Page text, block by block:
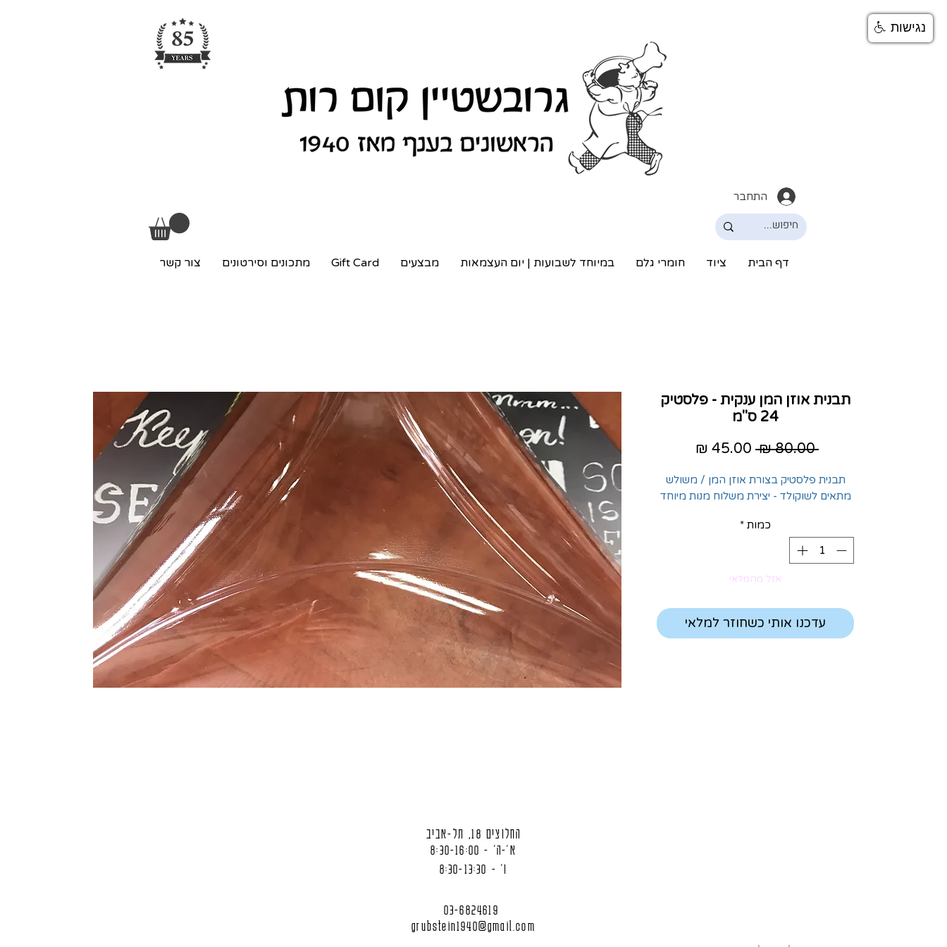
התחבר
דף הבית ציוד חומרי גלם במיוחד לשבועות | יום העצמאות מבצעים Gift Card מתכונים וסירטונים צור קשר
תבנית אוזן המן ענקית - פלסטיק
24 ס"מ
‏80.00 ‏₪
מחיר
תבנית פלסטיק בצורת אוזן המן / משולש
מתאים לשוקולד - יצירת משלוח מנות מיוחד
כמות *
אזל מהמלאי
עדכנו אותי כשחוזר למלאי
החלוצים 18, תל-אביב
א'-ה' - 8:30-16:00
ו' - 8:30-13:30
03-6824619
grubstein1940@gmail.com
נגישות